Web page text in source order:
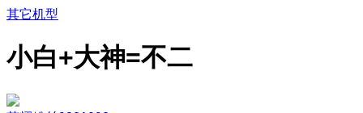
其它机型
小白+大神=不二